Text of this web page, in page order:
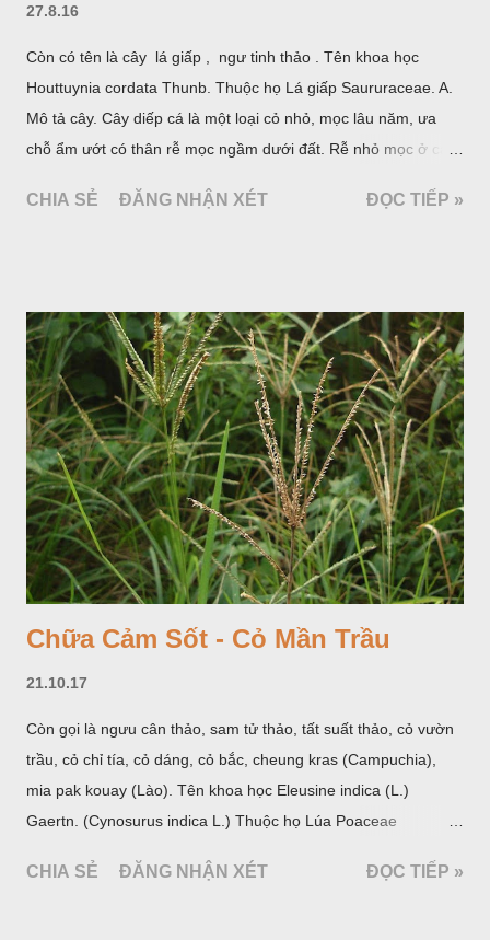
27.8.16
Còn có tên là cây lá giấp , ngư tinh thảo . Tên khoa học
Houttuynia cordata Thunb. Thuộc họ Lá giấp Saururaceae. A.
Mô tả cây. Cây diếp cá là một loại cỏ nhỏ, mọc lâu năm, ưa
chỗ ẩm ướt có thân rễ mọc ngầm dưới đất. Rễ nhỏ mọc ở các
cách, hình tim, đầu lá, hơi nhọn hay nhọn hẳn. Hoa nhỏ màu
cá. Hoa nở về mùa hạ vào các tháng 5-8. (Hình dưới).
CHIA SẺ ĐĂNG NHẬN XÉT ĐỌC TIẾP »
Chữa Cảm Sốt - Cỏ Mần Trầu
21.10.17
Còn gọi là ngưu cân thảo, sam tử thảo, tất suất thảo, cỏ vườn
trầu, cỏ chỉ tía, cỏ dáng, cỏ bắc, cheung kras (Campuchia),
mia pak kouay (Lào). Tên khoa học Eleusine indica (L.)
Gaertn. (Cynosurus indica L.) Thuộc họ Lúa Poaceae
CHIA SẺ ĐĂNG NHẬN XÉT ĐỌC TIẾP »